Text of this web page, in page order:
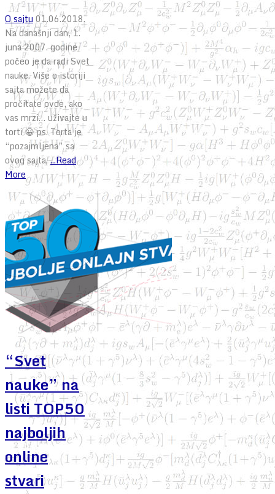
O sajtu 01.06.2018.
Na današnji dan, 1.
juna 2007. godine
počeo je da radi Svet
nauke. Više o istoriji
sajta možete da
pročitate ovde, ako
vas mrzi… uživajte u
torti 😀 ps. Torta je
“pozajmljena” sa
ovog sajta....Read
More
“Svet
nauke” na
listi TOP50
najboljih
online
stvari